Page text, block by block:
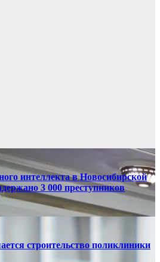
интеллекта в Новосибирской
3 000 преступников
строительство поликлиники